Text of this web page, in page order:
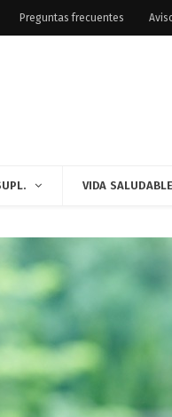
Preguntas frecuentes
VIDA SALUDABLE